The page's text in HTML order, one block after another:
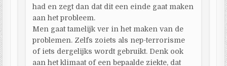
had en zegt dan dat dit een einde gaat maken
aan het probleem.
Men gaat tamelijk ver in het maken van de
problemen. Zelfs zoiets als nep-terrorisme
of iets dergelijks wordt gebruikt. Denk ook
aan het klimaat of een bepaalde ziekte, dat